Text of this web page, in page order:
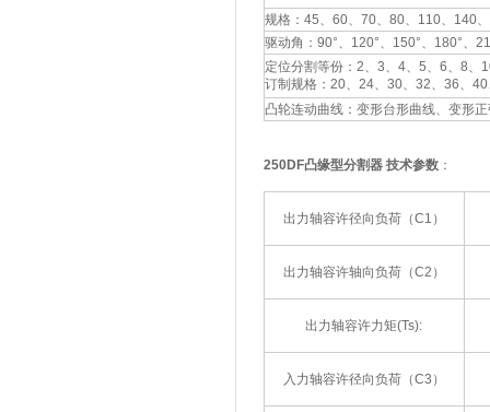
规格：45、60、70、80、110、140
驱动角：90°、120°、150°、180°、
定位分割等份：2、3、4、5、6、8、
订制规格：20、24、30、32、36、
凸轮连动曲线：变形台形曲线、变形
250DF凸缘型分割器 技术参数 ：
出力轴容许径向负荷（C1）
出力轴容许轴向负荷（C2）
出力轴容许力矩(Ts):
入力轴容许径向负荷（C3）